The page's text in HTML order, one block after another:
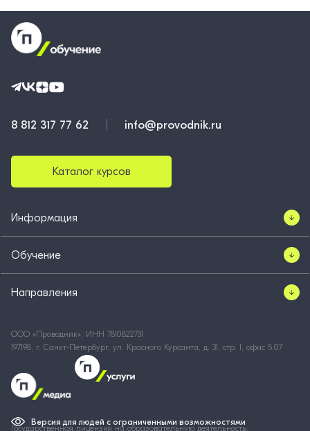
8 812 317 77 62 info@provodnik.ru
Каталог курсов
Информация
Обучение
Направления
ООО «Проводник», ИНН 7810822731
197198, г. Санкт-Петербург, ул. Красного Курсанта, д. 31, стр. 1, офис 5.07
Версия для людей с ограниченными возможностями
Государственная лицензия на образовательную деятельность,